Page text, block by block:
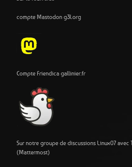
compte Mastodon g3l.org
Compte Friendica gallinier.fr
Sur notre groupe de discussions Linux07 avec
(Mattermost)